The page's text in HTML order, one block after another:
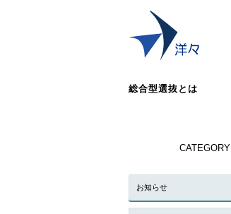
総合型選抜とは
CATEGORY
お知らせ